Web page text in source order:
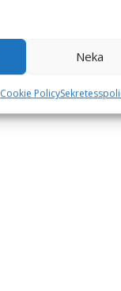
Neka
Cookie Policy